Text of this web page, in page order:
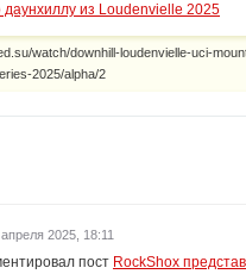
из Loudenvielle 2025
watch/downhill-loudenvielle-uci-
2025/alpha/2
2025, 18:11
пост RockShox